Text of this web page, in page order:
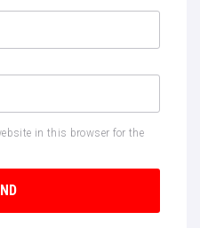
in this browser for the